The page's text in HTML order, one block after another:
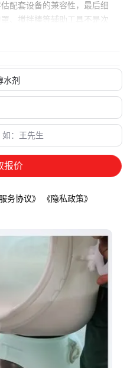
配套设备的兼容性，最后细
、搅拌棒等辅助工具不是次
报价
务协议》 《隐私政策》